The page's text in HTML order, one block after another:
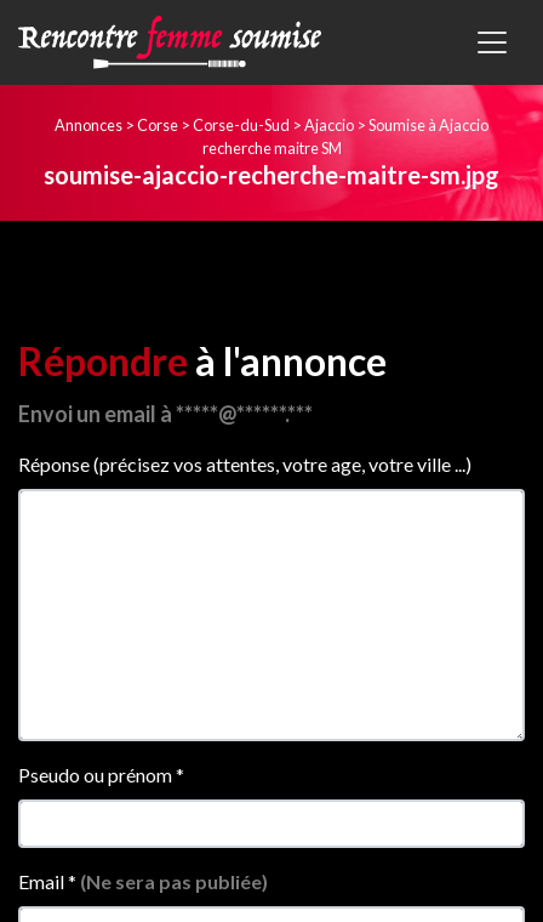
Annonces >Corse >Corse-du-Sud >Ajaccio >Soumise à Ajaccio
recherche maitre SM
soumise-ajaccio-recherche-maitre-sm.jpg
Répondre à l'annonce
Envoi un email à *****@******.***
Réponse (précisez vos attentes, votre age, votre ville ...)
Pseudo ou prénom*
Email* (Ne sera pas publiée)